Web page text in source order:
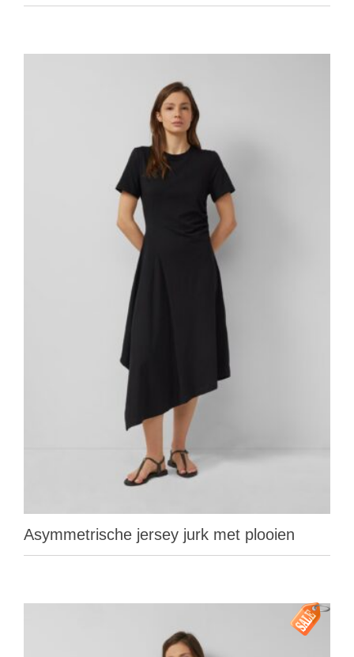
Asymmetrische jersey jurk met plooien